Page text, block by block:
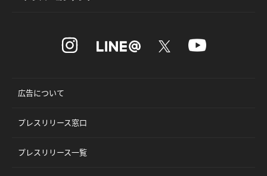
広告について
プレスリリース窓口
プレスリリース一覧